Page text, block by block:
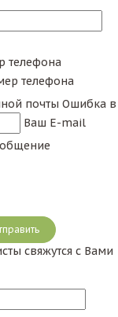
телефона
телефона
почты Ошибка в
Ваш E-mail
свяжутся с Вами